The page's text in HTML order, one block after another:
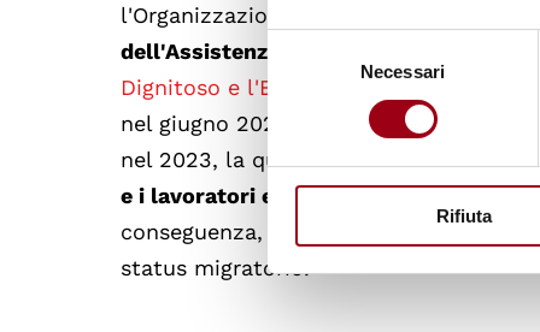
consenso
Necessari
Rifiuta
l'Organizzazione Internazionale del
dell'Assistenza e del Sostegno
Dignitoso e l'Economia della Cura
,
nel giugno 2024. Questa giornata è
nel 2023, la quale ha anche
e i lavoratori e le lavoratrici di cura
conseguenza, di adottare misure che
status migratorio.